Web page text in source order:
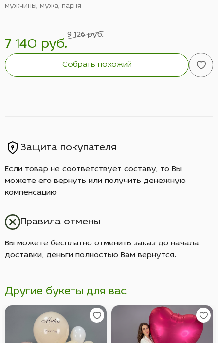
мужчины, мужа, парня
7 140 руб.
9 126 руб.
Собрать похожий
Защита покупателя
Если товар не соответствует составу, то Вы
можете его вернуть или получить денежную
компенсацию
Правила отмены
Вы можете бесплатно отменить заказ до начала
доставки, деньги полностью Вам вернутся.
Другие букеты для вас